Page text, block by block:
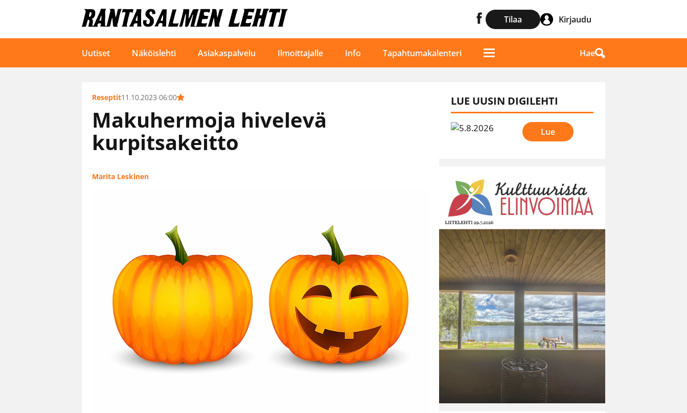
Tilaa Kirjaudu
Uutiset Näköislehti Asiakaspalvelu Ilmoittajalle Info Tapahtumakalenteri Hae
Reseptit11.10.2023 06:00
Makuhermoja hivelevä
kurpitsakeitto
Marita Leskinen
LUE UUSIN DIGILEHTI
Lue